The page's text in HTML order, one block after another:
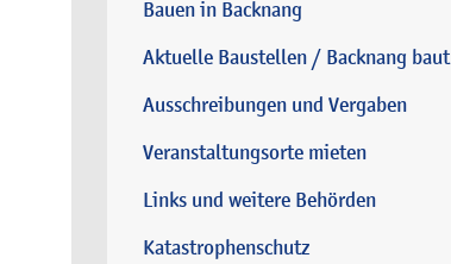
Bauen in Backnang
Aktuelle Baustellen / Backnang baut
Ausschreibungen und Vergaben
Veranstaltungsorte mieten
Links und weitere Behörden
Katastrophenschutz